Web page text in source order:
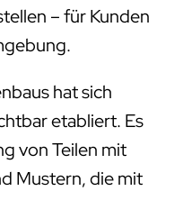
– für Kunden
hat sich
etabliert. Es
von Teilen mit
Mustern, die mit